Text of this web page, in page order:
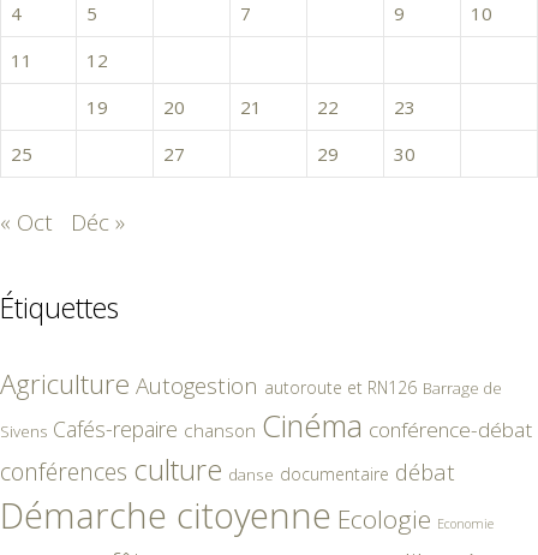
4
5 7 9
10
11
12
19 20 21 22 23
25
27 29 30
« Oct Déc »
Étiquettes
Agriculture Autogestion autoroute et RN126 Barrage de
Sivens Cafés-repaire chanson Cinéma conférence-débat
conférences culture danse documentaire débat
Démarche citoyenne Ecologie Economie